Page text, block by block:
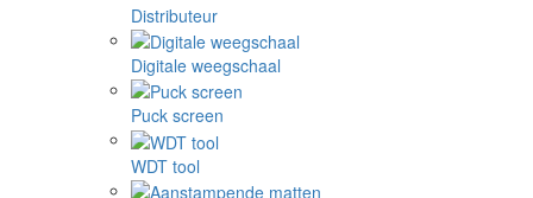
Distributeur
Digitale weegschaal
Puck screen
WDT tool